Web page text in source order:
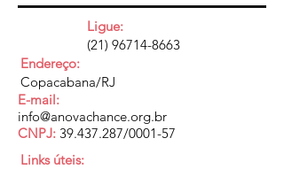
Ligue:
(21) 96714-8663
Endereço:
Copacabana/RJ
E-mail:
info@anovachance.org.br
CNPJ: 39.437.287/0001-57
Links úteis: